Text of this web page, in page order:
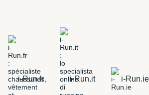
i-Run.fr i-Run.it i-Run.ie